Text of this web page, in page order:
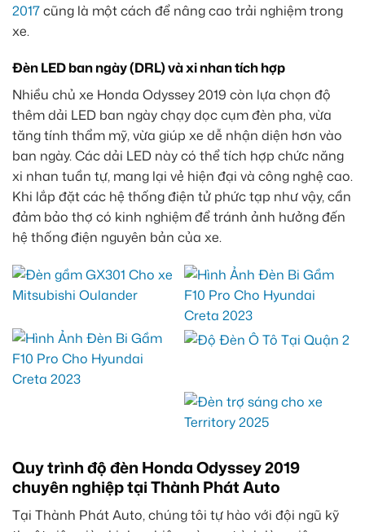
2017cũng là một cách để nâng cao trải nghiệm trong
xe.
Đèn LED ban ngày (DRL) và xi nhan tích hợp
Nhiều chủ xe Honda Odyssey 2019 còn lựa chọn độ
thêm dải LED ban ngày chạy dọc cụm đèn pha, vừa
tăng tính thẩm mỹ, vừa giúp xe dễ nhận diện hơn vào
ban ngày. Các dải LED này có thể tích hợp chức năng
xi nhan tuần tự, mang lại vẻ hiện đại và công nghệ cao.
Khi lắp đặt các hệ thống điện tử phức tạp như vậy, cần
đảm bảo thợ có kinh nghiệm để tránh ảnh hưởng đến
hệ thống điện nguyên bản của xe.
Quy trình độ đèn Honda Odyssey 2019
chuyên nghiệp tại Thành Phát Auto
Tại Thành Phát Auto, chúng tôi tự hào với đội ngũ kỹ